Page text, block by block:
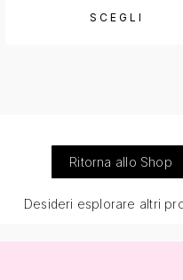
SCEGLI
Ritorna allo Shop
Desideri esplorare altri